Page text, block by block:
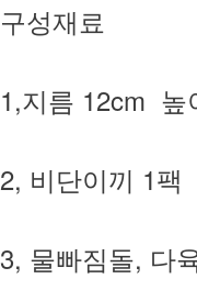
구성재료
1,지름 12cm
2, 비단이끼 1팩
3, 물빠짐돌, 다